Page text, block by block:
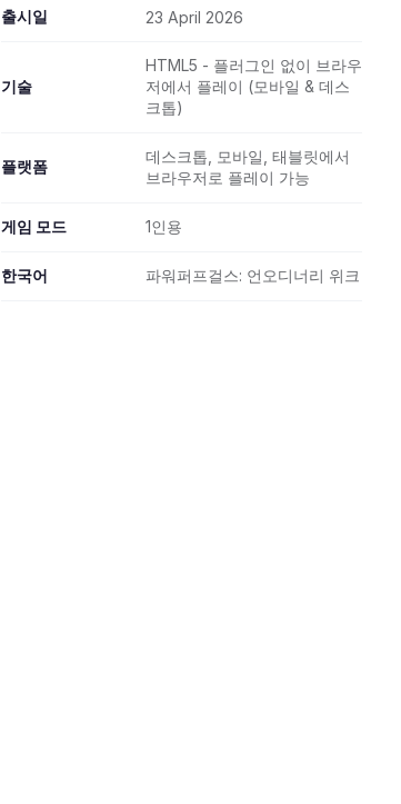
출시일 23 April 2026
기술
HTML5 - 플러그인 없이 브라우
저에서 플레이 (모바일 & 데스
크톱)
플랫폼
데스크톱, 모바일, 태블릿에서
브라우저로 플레이 가능
게임 모드 1인용
한국어 파워퍼프걸스: 언오디너리 위크